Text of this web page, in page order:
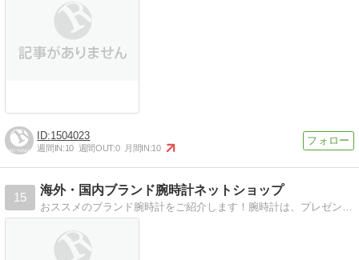
1504023
週間IN:10 週間OUT:0 月間IN:10
15
海外・国内ブランド腕時計ネットショップ
おススメのブランド腕時計をご紹介します！腕時計は、プレゼントに最適です。いろんなお祝いに ・がんばった自分にご褒美